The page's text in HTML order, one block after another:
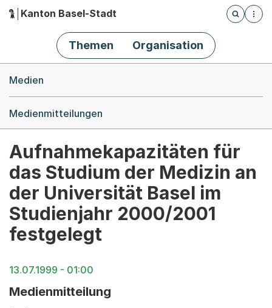
Hauptnavigation
Kanton Basel-Stadt
Öffnet
Themen Organisation
Medien
Medienmitteilungen
Aufnahmekapazitäten für
das Studium der Medizin an
der Universität Basel im
Studienjahr 2000/2001
festgelegt
13.07.1999 - 01:00
Medienmitteilung